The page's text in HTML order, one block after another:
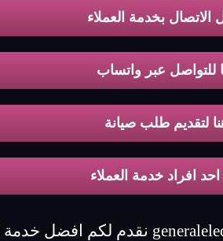
الاتصال بخدمة العملاء
للتواصل عبر واتساب
لتقديم طلب صيانة
افراد خدمة العملاء